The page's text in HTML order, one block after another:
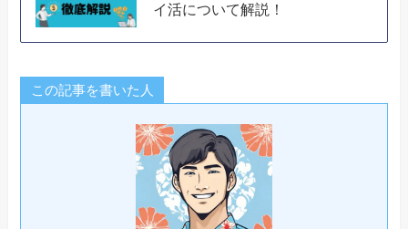
イ活について解説！
この記事を書いた人